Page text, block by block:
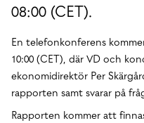
08:00 (CET).
En telefonkonferens
10:00 (CET), där VD och
ekonomidirektör Per
rapporten samt svarar på
Rapporten kommer att